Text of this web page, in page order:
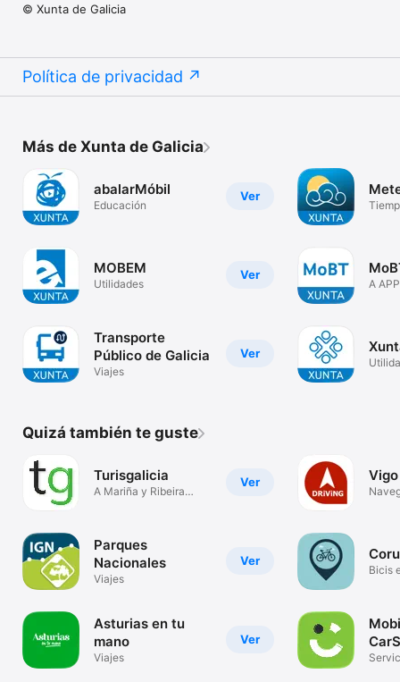
© Xunta de Galicia
Política de privacidad
Más de Xunta de Galicia
Ver
abalarMóbil
Educación
Ver
MOBEM
Utilidades
Ver
Transporte
Público de Galicia
Viajes
A
Quizá también te guste
Ver
Turisgalicia
A Mariña y Ribeira
Ver
Parques
Nacionales
Viajes
Ver
Asturias en tu
mano
Viajes
Bicis